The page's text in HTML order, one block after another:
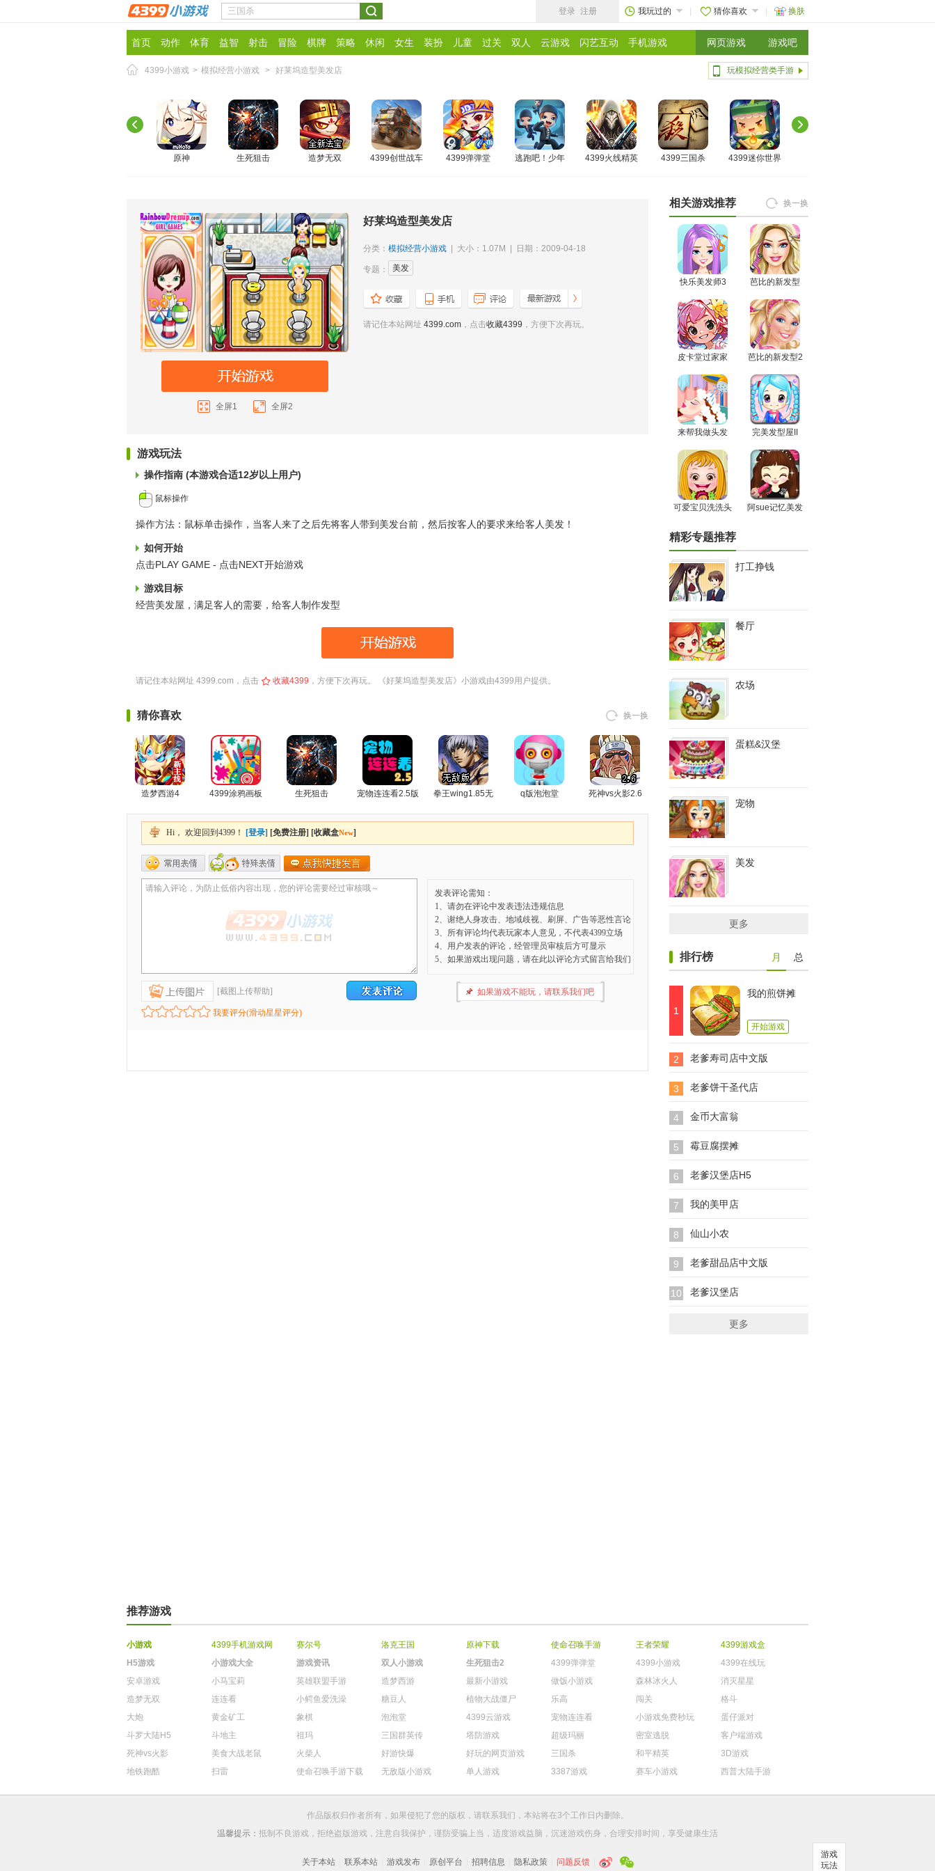
登录 注册 我玩过的 猜你喜欢 换肤
首页 动作 体育 益智 射击 冒险 棋牌 策略 休闲 女生 装扮 儿童 过关 双人 云游戏 闪艺互动 手机游戏 网页游戏 游戏吧
4399小游戏 > 模拟经营小游戏 > 好莱坞造型美发店 玩模拟经营类手游
原神 生死狙击 造梦无双 4399创世战车 4399弹弹堂 逃跑吧！少年 4399火线精英 4399三国杀 4399迷你世界
全屏1 全屏2
好莱坞造型美发店
分类： 模拟经营小游戏 | 大小：1.07M | 日期：2009-04-18
专题： 美发
请记住本站网址 4399.com ，点击收藏4399 ，方便下次再玩。
游戏玩法
操作指南 (本游戏合适12岁以上用户)
鼠标操作
操作方法：鼠标单击操作，当客人来了之后先将客人带到美发台前，然后按客人的要求来给客人美发！
如何开始
点击PLAY GAME - 点击NEXT开始游戏
游戏目标
经营美发屋，满足客人的需要，给客人制作发型
请记住本站网址 4399.com ，点击 收藏4399 ，方便下次再玩。 《好莱坞造型美发店》小游戏由4399用户提供。
猜你喜欢 换一换
造梦西游4 4399涂鸦画板 生死狙击 宠物连连看2.5版
拳王wing1.85无
q版泡泡堂 死神vs火影2.6
相关游戏推荐 换一换
快乐美发师3 芭比的新发型
皮卡堂过家家 芭比的新发型2
来帮我做头发 完美发型屋II
可爱宝贝洗洗头 阿sue记忆美发
精彩专题推荐
打工挣钱
餐厅
农场
蛋糕&汉堡
宠物
美发
更多
排行榜 月 总
1
我的煎饼摊
开始游戏
2 老爹寿司店中文版
3 老爹饼干圣代店
4 金币大富翁
5 霉豆腐摆摊
6 老爹汉堡店H5
7 我的美甲店
8 仙山小农
9 老爹甜品店中文版
10 老爹汉堡店
更多
推荐游戏
小游戏 4399手机游戏网 赛尔号 洛克王国 原神下载 使命召唤手游 王者荣耀
4399游戏盒
H5游戏
小游戏大全 游戏资讯 双人小游戏 生死狙击2 4399弹弹堂 4399小游戏
4399在线玩
安卓游戏
小马宝莉 英雄联盟手游 造梦西游 最新小游戏 做饭小游戏 森林冰火人
消灭星星
造梦无双
连连看 小鳄鱼爱洗澡 糖豆人 植物大战僵尸 乐高 闯关
格斗
大炮
黄金矿工 象棋 泡泡堂 4399云游戏 宠物连连看 小游戏免费秒玩
蛋仔派对
斗罗大陆H5
斗地主 祖玛 三国群英传 塔防游戏 超级玛丽 密室逃脱
客户端游戏
死神vs火影
美食大战老鼠 火柴人 好游快爆 好玩的网页游戏 三国杀 和平精英
3D游戏
地铁跑酷
扫雷 使命召唤手游下载 无敌版小游戏 单人游戏 3387游戏 赛车小游戏 西普大陆手游
游戏
玩法
作品版权归作者所有，如果侵犯了您的版权，请联系我们 ，本站将在3个工作日内删除。
温馨提示： 抵制不良游戏，拒绝盗版游戏，注意自我保护，谨防受骗上当，适度游戏益脑，沉迷游戏伤身，合理安排时间，享受健康生活
关于本站 联系本站 游戏发布 原创平台 招聘信息 隐私政策 问题反馈